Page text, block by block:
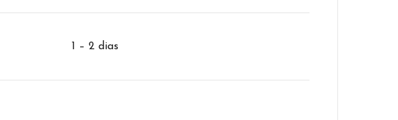
1 – 2 dias